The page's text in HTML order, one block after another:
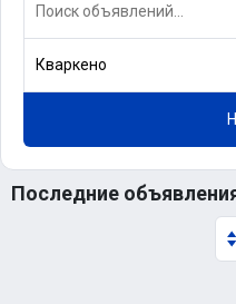
Кваркено
Последние